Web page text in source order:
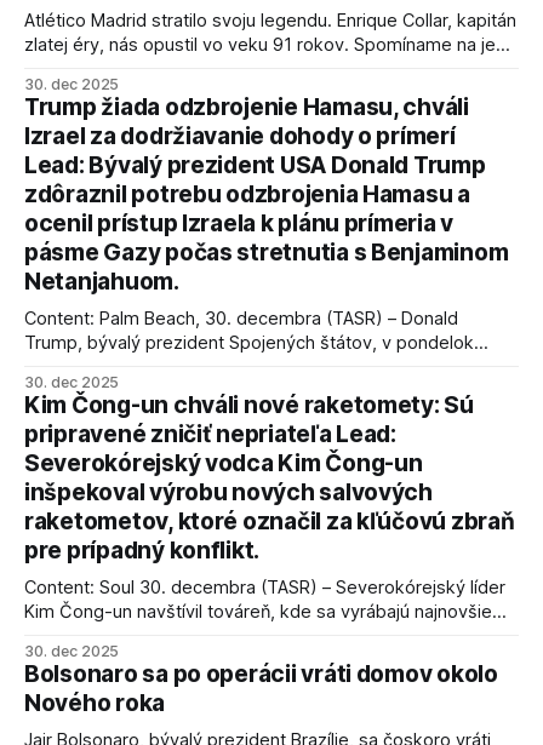
Atlético Madrid stratilo svoju legendu. Enrique Collar, kapitán
zlatej éry, nás opustil vo veku 91 rokov. Spomíname na jeho
30. dec 2025
Trump žiada odzbrojenie Hamasu, chváli
Izrael za dodržiavanie dohody o prímerí
Lead: Bývalý prezident USA Donald Trump
zdôraznil potrebu odzbrojenia Hamasu a
ocenil prístup Izraela k plánu prímeria v
pásme Gazy počas stretnutia s Benjaminom
Netanjahuom.
Content: Palm Beach, 30. decembra (TASR) – Donald
Trump, bývalý prezident Spojených štátov, v pondelok
kľúčové pre úspešné dosiahnutie prímeria v Gaze. Agentúra
AFP informuje, že Trump vyjadril presvedčenie, že Izrael plní
podmienky dohody o prí
30. dec 2025
Kim Čong-un chváli nové raketomety: Sú
pripravené zničiť nepriateľa Lead:
Severokórejský vodca Kim Čong-un
inšpekoval výrobu nových salvových
raketometov, ktoré označil za kľúčovú zbraň
pre prípadný konflikt.
Content: Soul 30. decembra (TASR) – Severokórejský líder
Kim Čong-un navštívil továreň, kde sa vyrábajú najnovšie
schopnosti. Informovali o tom štátne médiá KĽDR, na ktoré
sa odvoláva agentúra AFP.
30. dec 2025
Bolsonaro sa po operácii vráti domov okolo
Nového roka
Jair Bolsonaro, bývalý prezident Brazílie, sa čoskoro vráti